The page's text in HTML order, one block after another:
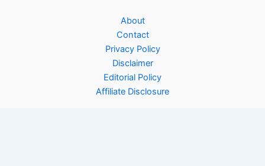
About
Contact
Privacy Policy
Disclaimer
Editorial Policy
Affiliate Disclosure